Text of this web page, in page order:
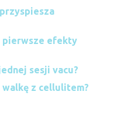
pierwsze efekty
sesji vacu?
walkę z cellulitem?